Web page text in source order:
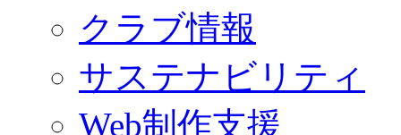
クラブ情報
サステナビリティ
Web制作支援